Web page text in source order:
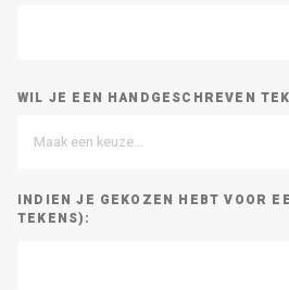
WIL JE EEN HANDGESCHREVEN
Maak een keuze...
INDIEN JE GEKOZEN HEBT VOOR
TEKENS):